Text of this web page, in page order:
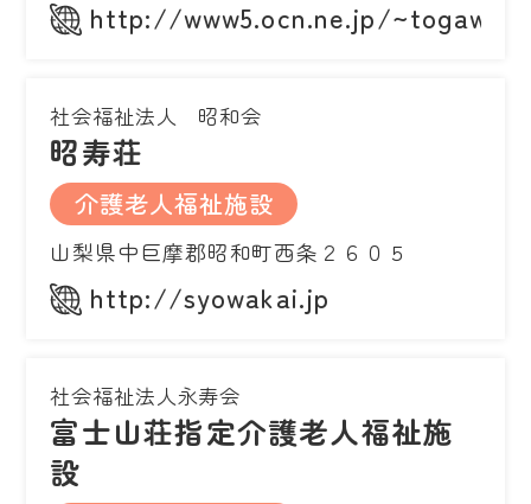
http://www5.ocn.ne.jp/~togawa/
社会福祉法人 昭和会
昭寿荘
介護老人福祉施設
山梨県中巨摩郡昭和町西条２６０５
http://syowakai.jp
社会福祉法人永寿会
富士山荘指定介護老人福祉施
設